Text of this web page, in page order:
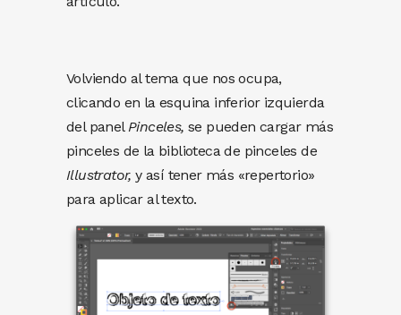
Volviendo al tema que nos ocupa,
clicando en la esquina inferior izquierda
del panelPinceles, se pueden cargar más
pinceles de la biblioteca de pinceles de
Illustrator, y así tener más «repertorio»
para aplicar al texto.